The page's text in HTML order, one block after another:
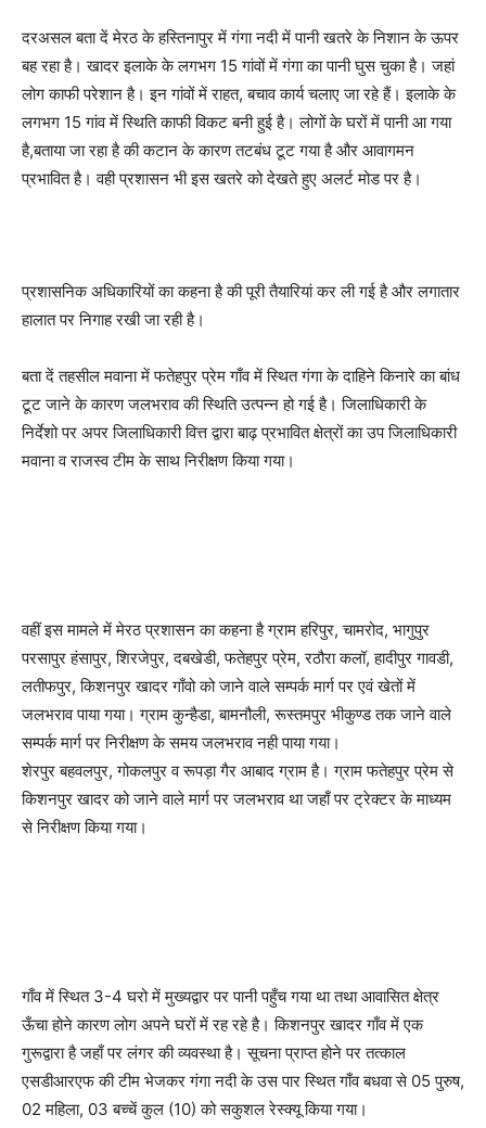
दरअसल बता दें मेरठ के हस्तिनापुर में गंगा नदी में पानी खतरे के निशान के ऊपर
बह रहा है। खादर इलाके के लगभग 15 गांवों में गंगा का पानी घुस चुका है। जहां
लोग काफी परेशान है। इन गांवों में राहत, बचाव कार्य चलाए जा रहे हैं। इलाके के
लगभग 15 गांव में स्थिति काफी विकट बनी हुई है। लोगों के घरों में पानी आ गया
है,बताया जा रहा है की कटान के कारण तटबंध टूट गया है और आवागमन
प्रभावित है। वही प्रशासन भी इस खतरे को देखते हुए अलर्ट मोड पर है।
प्रशासनिक अधिकारियों का कहना है की पूरी तैयारियां कर ली गई है और लगातार
हालात पर निगाह रखी जा रही है।
बता दें तहसील मवाना में फतेहपुर प्रेम गाँव में स्थित गंगा के दाहिने किनारे का बांध
टूट जाने के कारण जलभराव की स्थिति उत्पन्न हो गई है। जिलाधिकारी के
निर्देशो पर अपर जिलाधिकारी वित्त द्वारा बाढ़ प्रभावित क्षेत्रों का उप जिलाधिकारी
मवाना व राजस्व टीम के साथ निरीक्षण किया गया।
वहीं इस मामले में मेरठ प्रशासन का कहना है ग्राम हरिपुर, चामरोद, भागुपुर
परसापुर हंसापुर, शिरजेपुर, दबखेडी, फतेहपुर प्रेम, रठौरा कलॉ, हादीपुर गावडी,
लतीफपुर, किशनपुर खादर गाँवो को जाने वाले सम्पर्क मार्ग पर एवं खेतों में
जलभराव पाया गया। ग्राम कुन्हैडा, बामनौली, रूस्तमपुर भीकुण्ड तक जाने वाले
सम्पर्क मार्ग पर निरीक्षण के समय जलभराव नही पाया गया।
शेरपुर बहवलपुर, गोकलपुर व रूपड़ा गैर आबाद ग्राम है। ग्राम फतेहपुर प्रेम से
किशनपुर खादर को जाने वाले मार्ग पर जलभराव था जहाँ पर ट्रेक्टर के माध्यम
से निरीक्षण किया गया।
गाँव में स्थित 3-4 घरो में मुख्यद्वार पर पानी पहुँच गया था तथा आवासित क्षेत्र
ऊँचा होने कारण लोग अपने घरों में रह रहे है। किशनपुर खादर गाँव में एक
गुरूद्वारा है जहाँ पर लंगर की व्यवस्था है। सूचना प्राप्त होने पर तत्काल
एसडीआरएफ की टीम भेजकर गंगा नदी के उस पार स्थित गाँव बधवा से 05 पुरुष,
02 महिला, 03 बच्चें कुल (10) को सकुशल रेस्क्यू किया गया।